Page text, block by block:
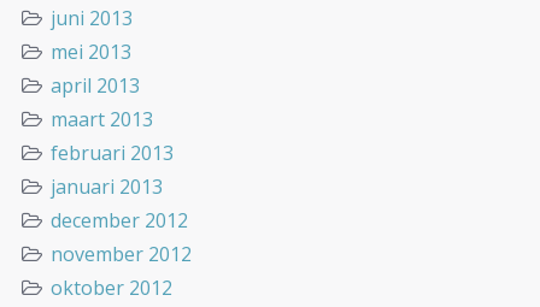
juni 2013
mei 2013
april 2013
maart 2013
februari 2013
januari 2013
december 2012
november 2012
oktober 2012